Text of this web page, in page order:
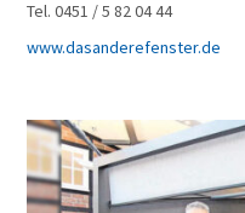
Tel. 0451 / 5 82 04 44
www.dasanderefenster.de